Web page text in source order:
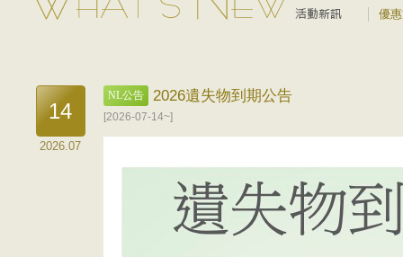
優
14
2026.07
NL公告 2026遺失物到期公告
[2026-07-14~]